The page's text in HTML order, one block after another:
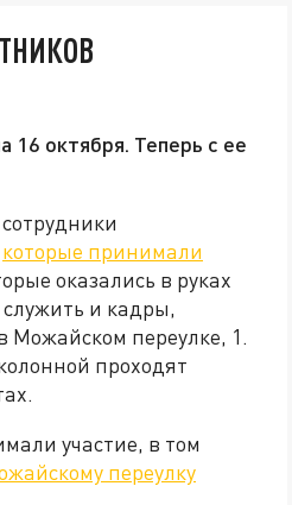
16 октября. Теперь с ее
которые принимали
оказались в руках
и кадры,
Можайском переулке, 1.
проходят
участие, в том
переулку